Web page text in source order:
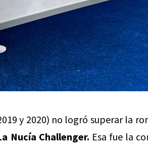
y 2020) no logró superar la
Nucía Challenger. Esa fue la